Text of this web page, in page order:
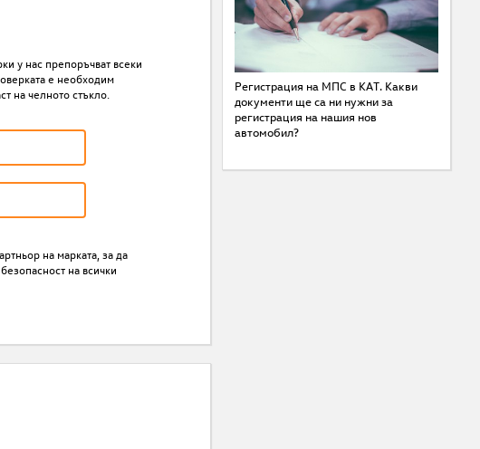
у нас препоръчват всеки
е необходим
на челното стъкло.
на марката, за да
на всички
Регистрация на МПС в КАТ. Какви
документи ще са ни нужни за
регистрация на нашия нов
автомобил?